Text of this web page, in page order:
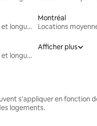
Locations moyenne et longue durée
Montréal
Locations moyenne et longue durée
Afficher plus
s'appliquer en fonction
logements.